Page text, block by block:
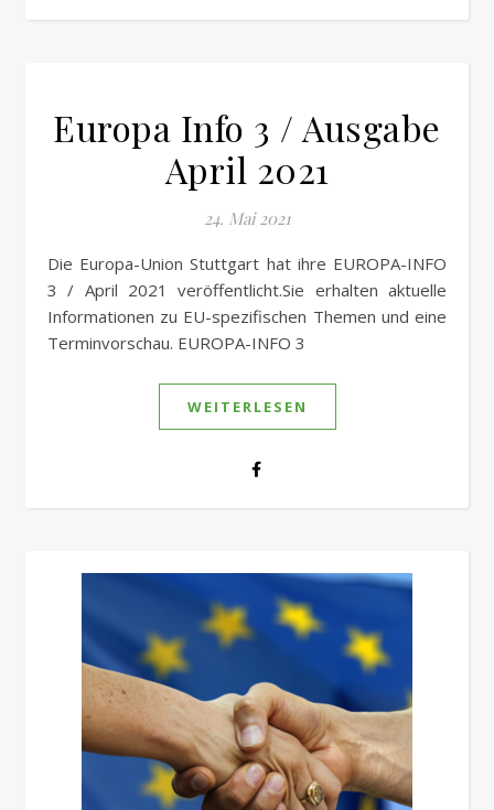
Europa Info 3 / Ausgabe
April 2021
24. Mai 2021
Die Europa-Union Stuttgart hat ihre EUROPA-INFO
3 / April 2021 veröffentlicht.Sie erhalten aktuelle
Informationen zu EU-spezifischen Themen und eine
Terminvorschau. EUROPA-INFO 3
WEITERLESEN